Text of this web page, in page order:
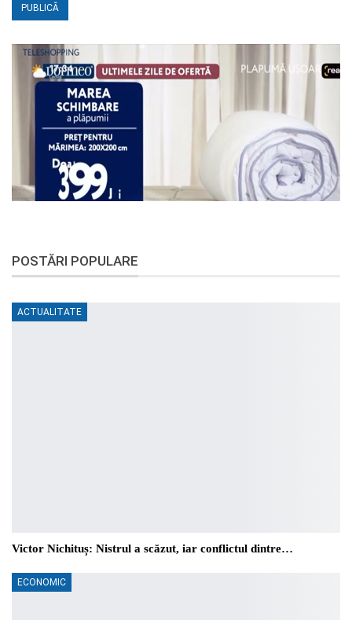
POSTĂRI POPULARE
ACTUALITATE
Victor Nichituș: Nistrul a scăzut, iar conflictul dintre…
ECONOMIC